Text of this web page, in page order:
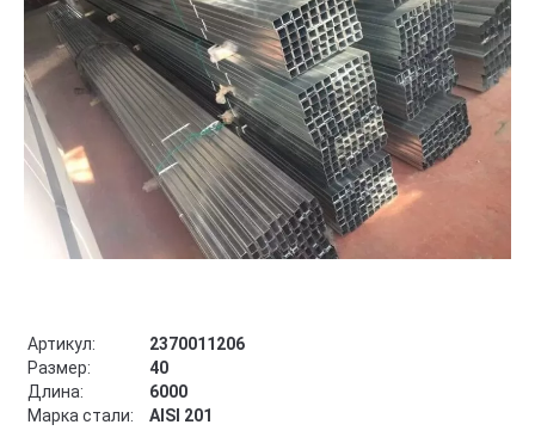
Артикул:
2370011206
Размер:
40
Длина:
6000
Марка стали:
AISI 201